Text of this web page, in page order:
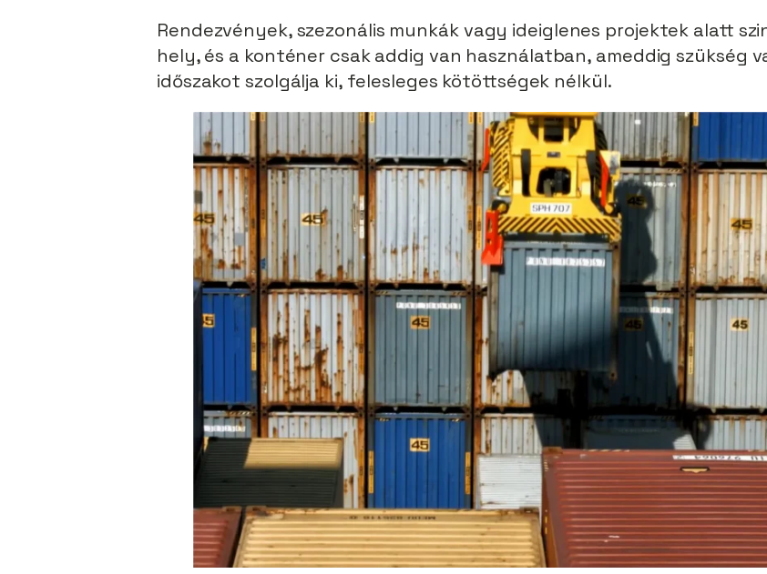
Rendezvények, szezonális munkák vagy ideiglenes projektek alatt
hely, és a konténer csak addig van használatban, ameddig szükség
időszakot szolgálja ki, felesleges kötöttségek nélkül.